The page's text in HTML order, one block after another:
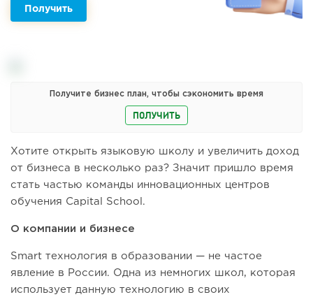
Получить
Получите бизнес план, чтобы сэкономить время
ПОЛУЧИТЬ
Хотите открыть языковую школу и увеличить доход
от бизнеса в несколько раз? Значит пришло время
стать частью команды инновационных центров
обучения Capital School.
О компании и бизнесе
Smart технология в образовании — не частое
явление в России. Одна из немногих школ, которая
использует данную технологию в своих